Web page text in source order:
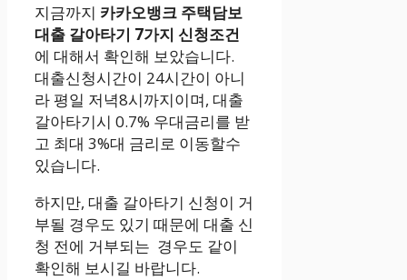
지금까지 카카오뱅크 주택담보
대출 갈아타기 7가지 신청조건
에 대해서 확인해 보았습니다.
대출신청시간이 24시간이 아니
라 평일 저녁8시까지이며, 대출
갈아타기시 0.7% 우대금리를 받
고 최대 3%대 금리로 이동할수
있습니다.
하지만, 대출 갈아타기 신청이 거
부될 경우도 있기 때문에 대출 신
청 전에 거부되는 경우도 같이
확인해 보시길 바랍니다.